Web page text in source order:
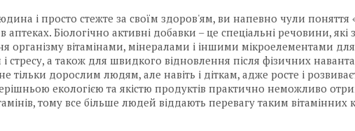
і просто стежте за своїм здоров'ям, ви напевно чули поняття
аптеках. Біологічно активні добавки – це спеціальні речовини, які
організму вітамінами, мінералами і іншими мікроелементами
стресу, а також для швидкого відновлення після фізичних
тільки дорослим людям, але навіть і діткам, адже росте і
екологією та якістю продуктів практично неможливо
тому все більше людей віддають перевагу таким вітамінних